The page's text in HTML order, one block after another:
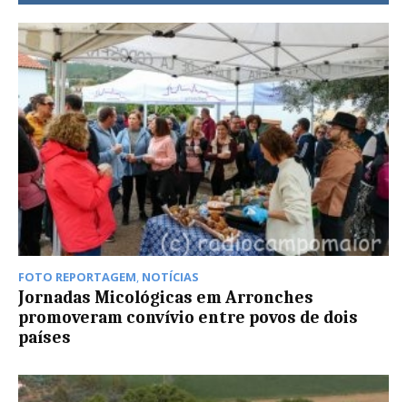
FOTO REPORTAGEM, NOTÍCIAS
Jornadas Micológicas em Arronches
promoveram convívio entre povos de dois
países